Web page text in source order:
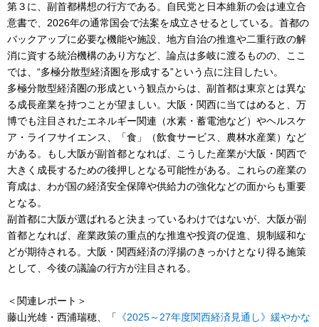
第３に、副首都構想の行方である。自民党と日本維新の会は連立合
意書で、2026年の通常国会で法案を成立させるとしている。首都の
バックアップに必要な機能や施設、地方自治の推進や二重行政の解
消に資する統治機構のあり方など、論点は多岐に渡るものの、ここ
では、“多極分散型経済圏を形成する”という点に注目したい。
多極分散型経済圏の形成という観点からは、副首都は東京とは異な
る成長産業を持つことが望ましい。大阪・関西に当てはめると、万
博でも注目されたエネルギー関連（水素・蓄電池など）やヘルスケ
ア・ライフサイエンス、「食」（飲食サービス、農林水産業）など
がある。もし大阪が副首都となれば、こうした産業が大阪・関西で
大きく成長するための後押しとなる可能性がある。これらの産業の
育成は、わが国の経済安全保障や供給力の強化などの面からも重要
となる。
副首都に大阪が選ばれると決まっているわけではないが、大阪が副
首都となれば、産業政策の重点的な推進や投資の促進、規制緩和な
どが期待される。大阪・関西経済の浮揚のきっかけとなり得る施策
として、今後の議論の行方が注目される。
＜関連レポート＞
藤山光雄・西浦瑞穂、「
《2025～27年度関西経済見通し》緩やかな